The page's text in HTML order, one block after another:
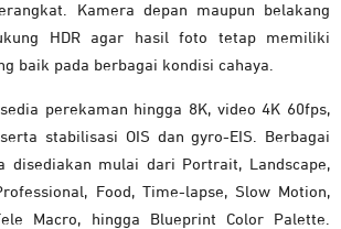
Kamera depan maupun belakang
HDR agar hasil foto tetap memiliki
baik pada berbagai kondisi cahaya.
perekaman hingga 8K, video 4K 60fps,
stabilisasi OIS dan gyro-EIS. Berbagai
disediakan mulai dari Portrait, Landscape,
Food, Time-lapse, Slow Motion,
Macro, hingga Blueprint Color Palette.